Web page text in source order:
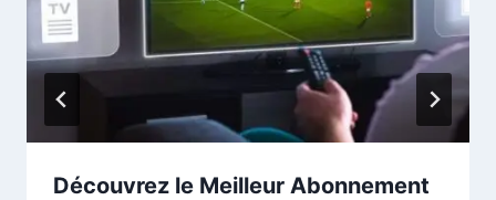
Découvrez le Meilleur Abonnement